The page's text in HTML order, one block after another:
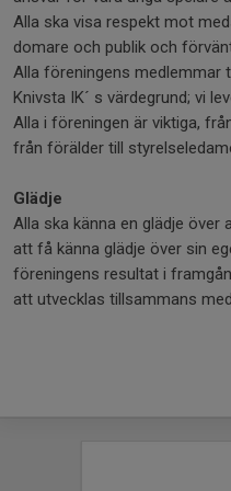
Alla ska visa respekt mot
domare och publik och
Alla föreningens medlemmar
Knivsta IK´ s värdegrund; vi
Alla i föreningen är viktiga,
från förälder till
Glädje
Alla ska känna en glädje över
att få känna glädje över sin
föreningens resultat i
att utvecklas tillsammans